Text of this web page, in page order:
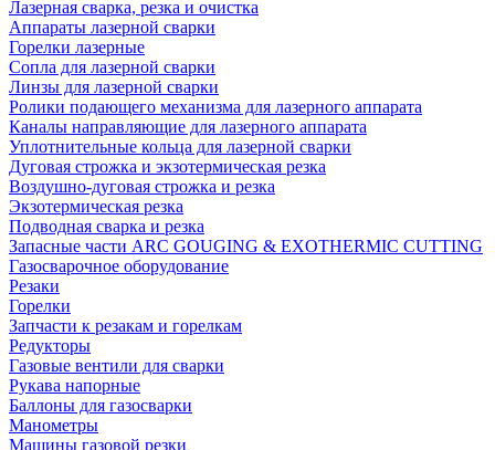
Лазерная сварка, резка и очистка
Аппараты лазерной сварки
Горелки лазерные
Сопла для лазерной сварки
Линзы для лазерной сварки
Ролики подающего механизма для лазерного аппарата
Каналы направляющие для лазерного аппарата
Уплотнительные кольца для лазерной сварки
Дуговая строжка и экзотермическая резка
Воздушно-дуговая строжка и резка
Экзотермическая резка
Подводная сварка и резка
Запасные части ARC GOUGING & EXOTHERMIC CUTTING
Газосварочное оборудование
Резаки
Горелки
Запчасти к резакам и горелкам
Редукторы
Газовые вентили для сварки
Рукава напорные
Баллоны для газосварки
Манометры
Машины газовой резки